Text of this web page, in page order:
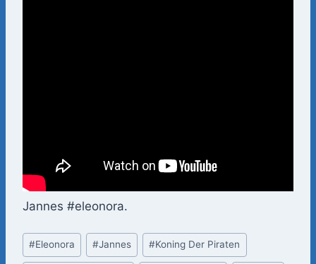
Jannes #eleonora.
Bericht
tags:
#Eleonora #Jannes #Koning Der Piraten